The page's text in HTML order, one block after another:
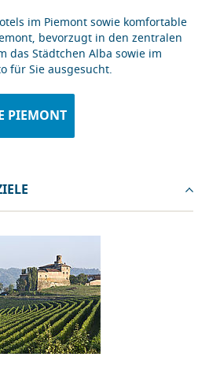
im Piemont sowie komfortable
bevorzugt in den zentralen
das Städtchen Alba sowie im
für Sie ausgesucht.
PIEMONT